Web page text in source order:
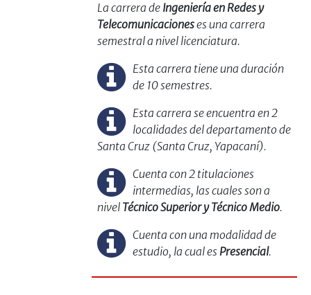
La carrera de Ingeniería en Redes y
Telecomunicacioneses una carrera
semestral a nivel licenciatura.
Esta carrera tiene una duración
de 10 semestres.
Esta carrera se encuentra en 2
localidades del departamento de
Santa Cruz (Santa Cruz, Yapacaní).
Cuenta con 2 titulaciones
intermedias, las cuales son a
nivel Técnico Superior y Técnico Medio.
Cuenta con una modalidad de
estudio, la cual es Presencial.